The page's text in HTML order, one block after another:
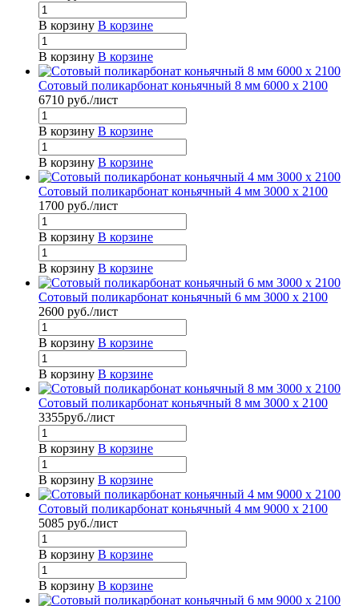
В корзину В корзине
В корзину В корзине
Сотовый поликарбонат коньячный 8 мм 6000 x 2100
6710 руб./лист
В корзину В корзине
В корзину В корзине
Сотовый поликарбонат коньячный 4 мм 3000 x 2100
1700 руб./лист
В корзину В корзине
В корзину В корзине
Сотовый поликарбонат коньячный 6 мм 3000 x 2100
2600 руб./лист
В корзину В корзине
В корзину В корзине
Сотовый поликарбонат коньячный 8 мм 3000 x 2100
3355руб./лист
В корзину В корзине
В корзину В корзине
Сотовый поликарбонат коньячный 4 мм 9000 x 2100
5085 руб./лист
В корзину В корзине
В корзину В корзине